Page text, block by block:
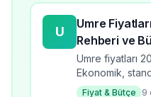
U
Umre
Rehberi ve
Umre fiyatları
Ekonomik,
paket fiyatları.
Fiyat & Bütçe 9